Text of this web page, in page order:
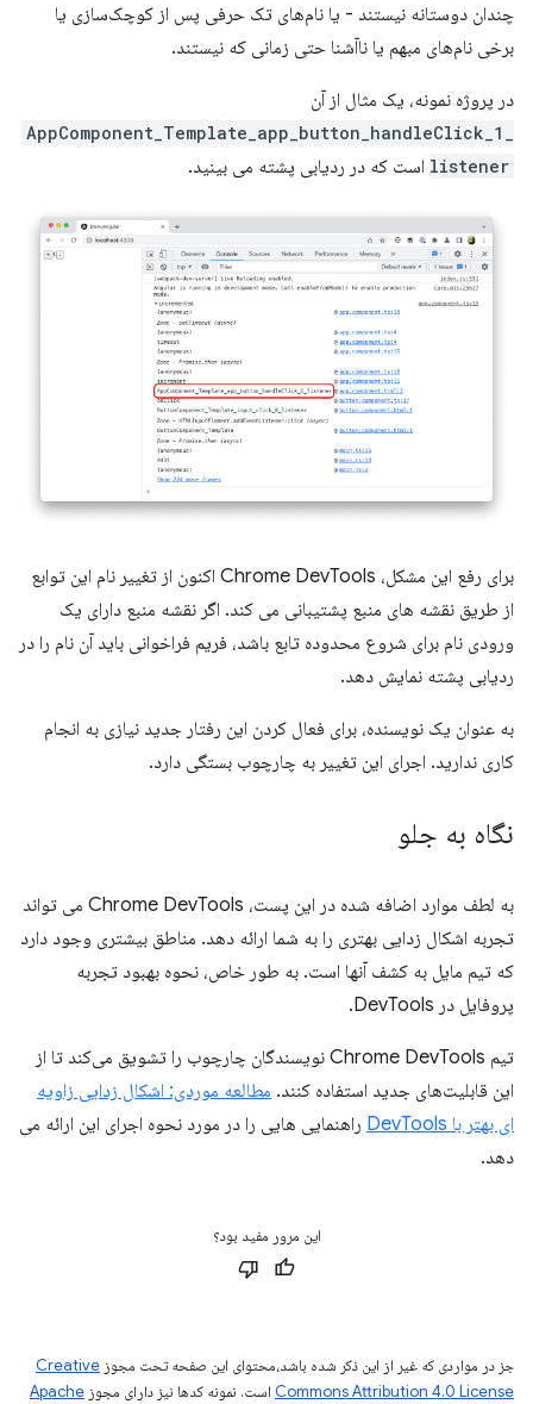
چندان دوستانه نیستند - یا نام‌های تک حرفی پس از کوچک‌سازی یا
برخی نام‌های مبهم یا ناآشنا حتی زمانی که نیستند.
در پروژه نمونه، یک مثال از آن
AppComponent_Template_app_button_handleClick_1_
listener است که در ردیابی پشته می بینید.
برای رفع این مشکل، Chrome DevTools اکنون از تغییر نام این توابع
از طریق نقشه های منبع پشتیبانی می کند. اگر نقشه منبع دارای یک
ورودی نام برای شروع محدوده تابع باشد، فریم فراخوانی باید آن نام را در
ردیابی پشته نمایش دهد.
به عنوان یک نویسنده، برای فعال کردن این رفتار جدید نیازی به انجام
کاری ندارید. اجرای این تغییر به چارچوب بستگی دارد.
نگاه به جلو
به لطف موارد اضافه شده در این پست، Chrome DevTools می تواند
تجربه اشکال زدایی بهتری را به شما ارائه دهد. مناطق بیشتری وجود دارد
که تیم مایل به کشف آنها است. به طور خاص، نحوه بهبود تجربه
پروفایل در DevTools.
تیم Chrome DevTools نویسندگان چارچوب را تشویق می‌کند تا از
این قابلیت‌های جدید استفاده کنند. مطالعه موردی: اشکال زدایی زاویه
ای بهتر با DevTools
راهنمایی هایی را در مورد نحوه اجرای این ارائه می
دهد.
این مرور مفید بود؟
جز در مواردی که غیر از این ذکر شده باشد،‌محتوای این صفحه تحت مجوز Creative
Commons Attribution 4.0 License است. نمونه کدها نیز دارای مجوز Apache